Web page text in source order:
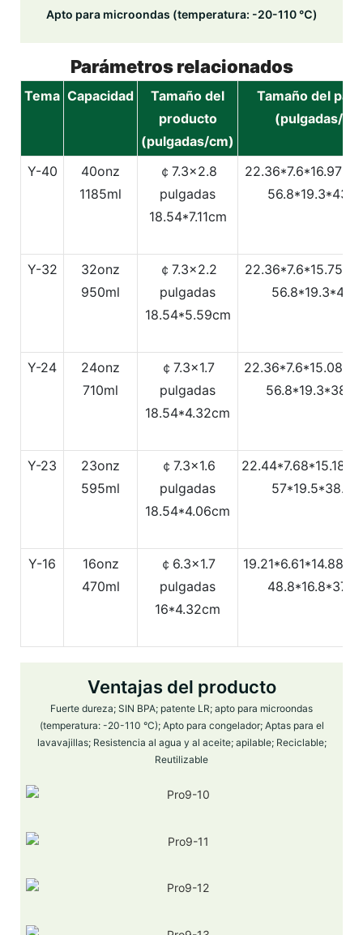
Apto para microondas (temperatura: -20-110 ℃)
Parámetros relacionados
Tema Capacidad
Tamaño del
producto
(pulgadas/cm)
Tamaño del
(pulgadas/
Y-40
40onz
1185ml
￠7.3x2.8
pulgadas
18.54*7.11cm
Y-32
32onz
950ml
￠7.3x2.2
pulgadas
18.54*5.59cm
Y-24
24onz
710ml
￠7.3x1.7
pulgadas
18.54*4.32cm
Y-23
23onz
595ml
￠7.3x1.6
pulgadas
18.54*4.06cm
Y-16
16onz
470ml
￠6.3x1.7
pulgadas
16*4.32cm
Ventajas del producto
Fuerte dureza; SIN BPA; patente LR; apto para microondas
(temperatura: -20-110 °C); Apto para congelador; Aptas para el
lavavajillas; Resistencia al agua y al aceite; apilable; Reciclable;
Reutilizable